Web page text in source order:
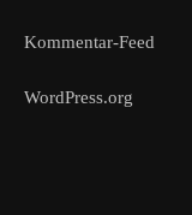
Kommentar-Feed
WordPress.org